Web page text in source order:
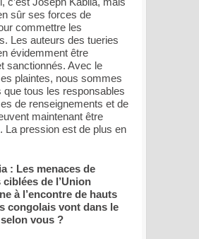
sûr ses forces de
commettre les
Les auteurs des tueries
évidemment être
sanctionnés. Avec le
plaintes, nous sommes
que tous les responsables
de renseignements et de
maintenant être
La pression est de plus en
: Les menaces de
de l’Union
à l’encontre de hauts
congolais vont dans le
vous ?